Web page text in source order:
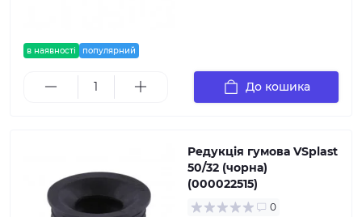
в наявності популярний
До кошика
Редукція гумова VSplast
50/32 (чорна)
(000022515)
0